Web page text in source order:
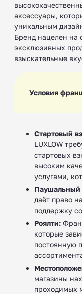
аксессуары,
уникальным
Бренд нацелен на
эксклюзивных
взыскательные
Условия
Стартовый
LUXLOW
стартовых
высоким
услугами,
Паушальный
даёт право
поддержку
Роялти:
которые
постоянную
магазины
проходимых